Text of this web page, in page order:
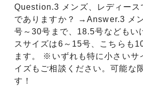
#21.5
#22
#22.5
Question.3 メンズ、レディース
でありますか？ →Answer.3 メ
号～30号まで、18.5号などもい
スサイズは6～15号、こちらも
ます。 ※いずれも特に小さいサ
イズもご相談ください。可能な
す！